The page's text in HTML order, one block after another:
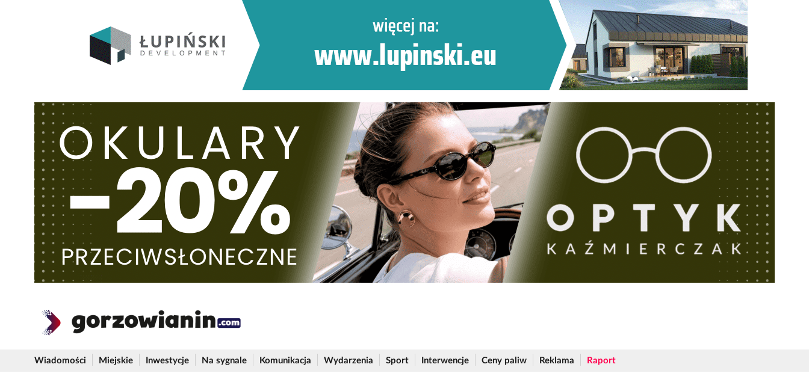
Wiadomości Miejskie Inwestycje Na sygnale Komunikacja Wydarzenia Sport Interwencje Ceny paliw Reklama Raport